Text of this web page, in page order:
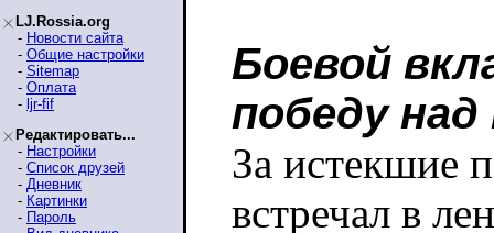
LJ.Rossia.org
- Новости сайта
- Общие настройки
- Sitemap
- Оплата
- ljr-fif
Редактировать...
- Настройки
- Список друзей
- Дневник
- Картинки
- Пароль
Боевой
победу
За истекшие
встречал в